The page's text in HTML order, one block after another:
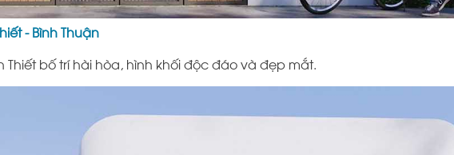
- Bình Thuận
Thiếtbố trí hài hòa, hình khối độc đáo và đẹp mắt.